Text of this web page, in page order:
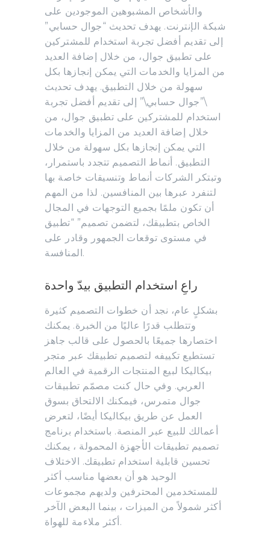
والأشخاص المشبوهين الموجودين على
شبكة الإنترنت. يهدف تحديث “جوال حسابي”
إلى تقديم أفضل تجربة استخدام للمشتركين
على تطبيق جوال، من خلال إضافة العديد
من المزايا والخدمات التي يمكن إنجازها بكل
سهولة من خلال التطبيق. يهدف تحديث
\”جوال حسابي\” إلى تقديم أفضل تجربة
استخدام للمشتركين على تطبيق جوال، من
خلال إضافة العديد من المزايا والخدمات
التي يمكن إنجازها بكل سهولة من خلال
التطبيق. أنماط التصميم تتجدد باستمرار،
وتبتكر الشركات أنماط وتنسيقات خاصة بها
لتنفرد عبرها بين المنافسين. لذا من المهم
أن تكون ملمًا بجميع التوجهات في المجال
الخاص بتطبيقك، لتضمن تصميم” “تطبيق
في مستوى توقعات الجمهور وقادر على
المنافسة.
راعِ استخدام التطبيق بيدّ واحدة
بشكلٍ عام، نجد أن خطوات التصميم كثيرة
وتتطلب قدرًا عاليًا من الخبرة. يمكنك
اختصارها جميعًا بالحصول على قالب جاهز
تستطيع تكييفه لتصميم تطبيقك عبر متجر
بيكاليكا لبيع المنتجات الرقمية في العالم
العربي. وفي حال كنت مصمّم تطبيقات
جوال متمرس، فيمكنك الالتحاق بسوق
العمل عن طريق بيكاليكا أيضًا، لتعرض
أعمالك للبيع عبر المنصة. باستخدام برنامج
تصميم تطبيقات الأجهزة المحمولة ، يمكنك
تحسين قابلية استخدام تطبيقك. الاختلاف
الوحيد هو أن بعضها مناسب أكثر
للمستخدمين المحترفين ولديهم مجموعات
أكثر شمولاً من الميزات ، بينما البعض الآخر
أكثر ملاءمة للهواة.